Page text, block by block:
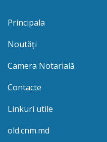
Principala
Noutăți
Camera Notarială
Contacte
Linkuri utile
old.cnm.md